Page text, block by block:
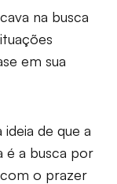
na busca
em sua
de que a
é a busca por
o prazer